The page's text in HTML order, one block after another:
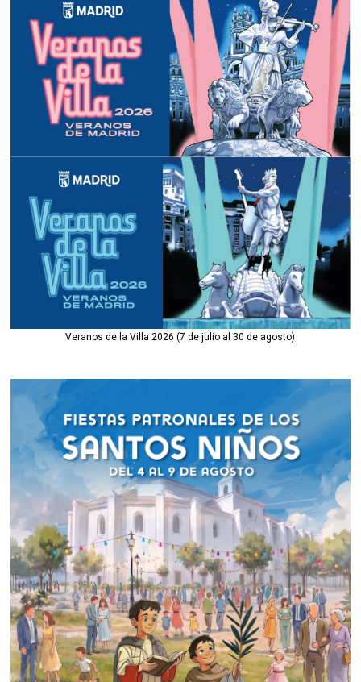
Veranos de la Villa 2026 (7 de julio al 30 de agosto)